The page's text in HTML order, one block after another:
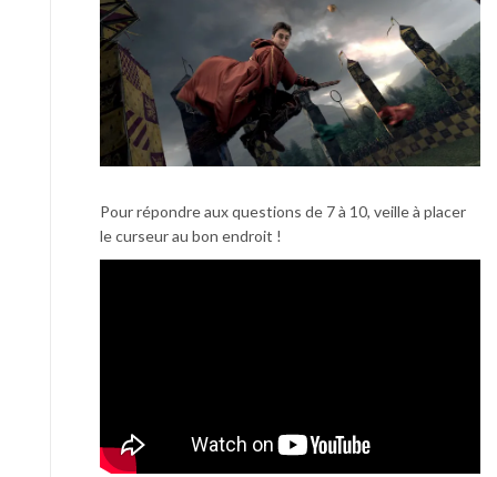
Pour répondre aux questions de 7 à 10, veille à placer
le curseur au bon endroit !